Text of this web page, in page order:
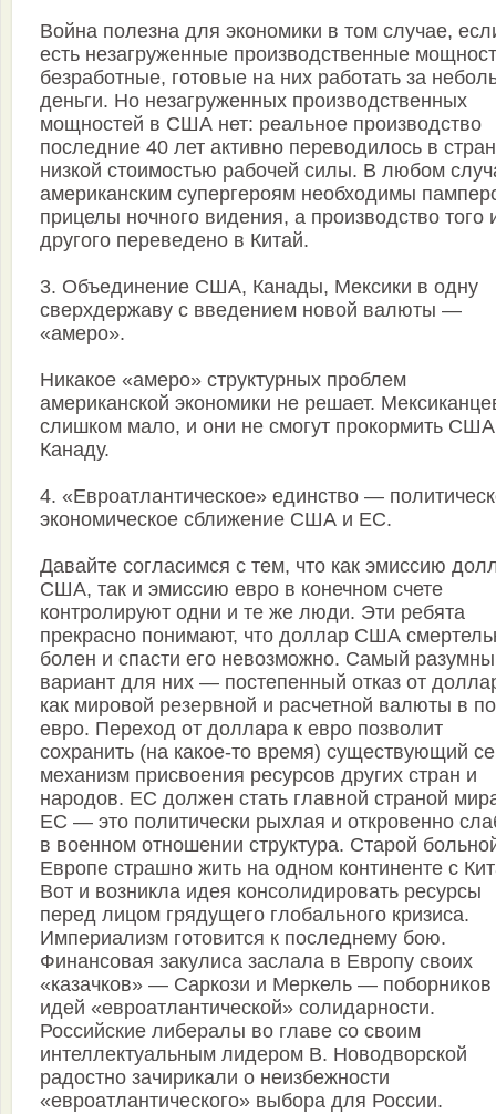
Война полезна для экономики в том случае,
есть незагруженные производственные
безработные, готовые на них работать за
деньги. Но незагруженных производственных
мощностей в США нет: реальное производство
последние 40 лет активно переводилось в
низкой стоимостью рабочей силы. В любом
американским супергероям необходимы
прицелы ночного видения, а производство того
другого переведено в Китай.
3. Объединение США, Канады, Мексики в одну
сверхдержаву с введением новой валюты —
«амеро».
Никакое «амеро» структурных проблем
американской экономики не решает.
слишком мало, и они не смогут прокормить
Канаду.
4. «Евроатлантическое» единство —
экономическое сближение США и ЕС.
Давайте согласимся с тем, что как эмиссию
США, так и эмиссию евро в конечном счете
контролируют одни и те же люди. Эти ребята
прекрасно понимают, что доллар США
болен и спасти его невозможно. Самый
вариант для них — постепенный отказ от
как мировой резервной и расчетной валюты в
евро. Переход от доллара к евро позволит
сохранить (на какое-то время) существующий
механизм присвоения ресурсов других стран и
народов. ЕС должен стать главной страной
ЕС — это политически рыхлая и откровенно
в военном отношении структура. Старой
Европе страшно жить на одном континенте с
Вот и возникла идея консолидировать ресурсы
перед лицом грядущего глобального кризиса.
Империализм готовится к последнему бою.
Финансовая закулиса заслала в Европу своих
«казачков» — Саркози и Меркель — поборников
идей «евроатлантической» солидарности.
Российские либералы во главе со своим
интеллектуальным лидером В. Новодворской
радостно зачирикали о неизбежности
«евроатлантического» выбора для России.